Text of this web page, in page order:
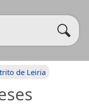
de Leiria